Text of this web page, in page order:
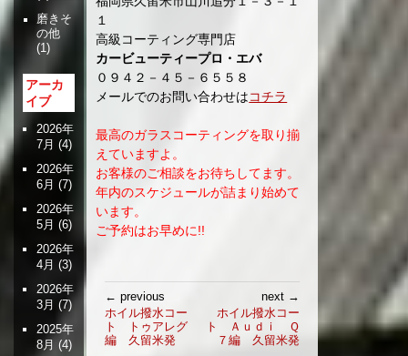
１
高級コーティング専門店
カービューティープロ・エバ
０９４２－４５－６５５８
メールでのお問い合わせはコチラ
最高のガラスコーティングを取り揃
えていますよ。
お客様のご相談をお待ちしてます。
年内のスケジュールが詰まり始めて
います。
ご予約はお早めに!!
稿
ナ
ビ
← previous
ホイル撥水コー
ト トゥアレグ
編 久留米発
next →
ホイル撥水コー
ト Ａｕｄｉ Ｑ
７編 久留米発
磨きそ
の他
(1)
アーカ
イブ
2026年
7月 (4)
2026年
6月 (7)
2026年
5月 (6)
2026年
4月 (3)
2026年
3月 (7)
2025年
8月 (4)